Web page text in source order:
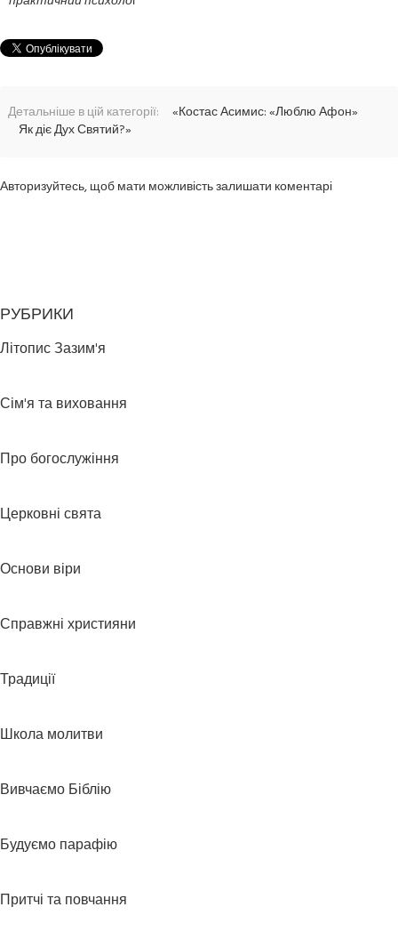
Детальніше в цій категорії:
«Костас Асимис: «Люблю Афон»
Як діє Дух Святий?»
Авторизуйтесь, щоб мати можливість залишати коментарі
РУБРИКИ
Літопис Зазим'я
Сім'я та виховання
Про богослужіння
Церковні свята
Основи віри
Справжні християни
Традиції
Школа молитви
Вивчаємо Біблію
Будуємо парафію
Притчі та повчання